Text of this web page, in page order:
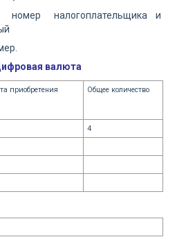
номер налогоплательщика и
валюта
приобретения Общее количество
4